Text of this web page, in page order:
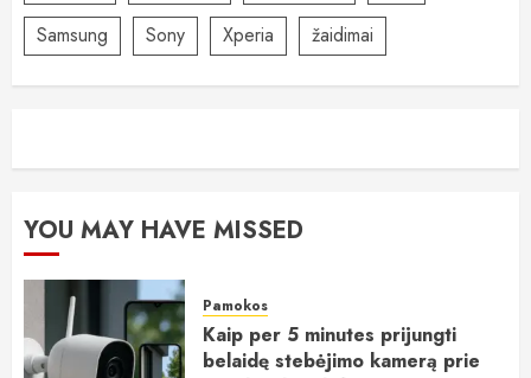
Samsung
Sony Xperia žaidimai
YOU MAY HAVE MISSED
Pamokos
Kaip per 5 minutes prijungti
belaidę stebėjimo kamerą prie